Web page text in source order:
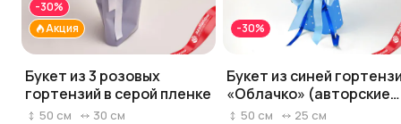
Акция
-30%
Букет из 3 розовых
гортензий в серой пленке
50 см 30 см
-30%
Букет из синей
«Облачко» (авторские
букеты)
50 см 25 см